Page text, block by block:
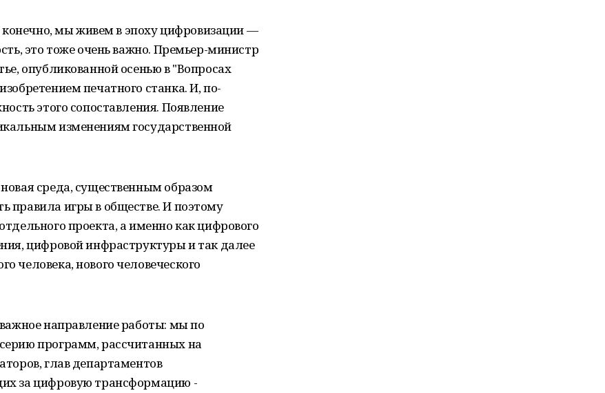
мы живем в эпоху цифровизации —
это тоже очень важно. Премьер-министр
опубликованной осенью в "Вопросах
печатного станка. И, по-
этого сопоставления. Появление
изменениям государственной
среда, существенным образом
правила игры в обществе. И поэтому
проекта, а именно как цифрового
цифровой инфраструктуры и так далее
человека, нового человеческого
направление работы: мы по
программ, рассчитанных на
глав департаментов
за цифровую трансформацию -